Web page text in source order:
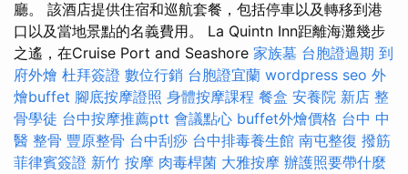
廳。 該酒店提供住宿和巡航套餐，包括停車以及轉移到港
口以及當地景點的名義費用。 La Quintn Inn距離海灘幾步
之遙，在Cruise Port and Seashore 家族墓 台胞證過期 到
府外燴 杜拜簽證 數位行銷 台胞證宜蘭 wordpress seo 外
燴buffet 腳底按摩證照 身體按摩課程 餐盒 安養院 新店 整
骨學徒 台中按摩推薦ptt 會議點心 buffet外燴價格 台中 中
醫 整骨 豐原整骨 台中刮痧 台中排毒養生館 南屯整復 撥筋
菲律賓簽證 新竹 按摩 肉毒桿菌 大雅按摩 辦護照要帶什麼